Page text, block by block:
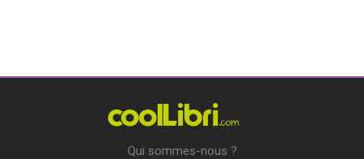
Qui sommes-nous ?